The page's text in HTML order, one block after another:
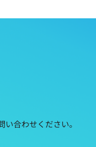
合わせください。